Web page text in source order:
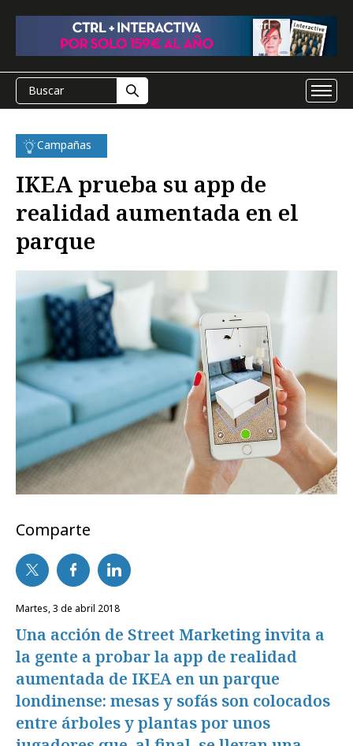
Campañas
IKEA prueba su app de
realidad aumentada en el
parque
Comparte
martes, 3 de abril 2018
Una acción de Street Marketing invita a
la gente a probar la app de realidad
aumentada de IKEA en un parque
londinense: mesas y sofás son colocados
entre árboles y plantas por unos